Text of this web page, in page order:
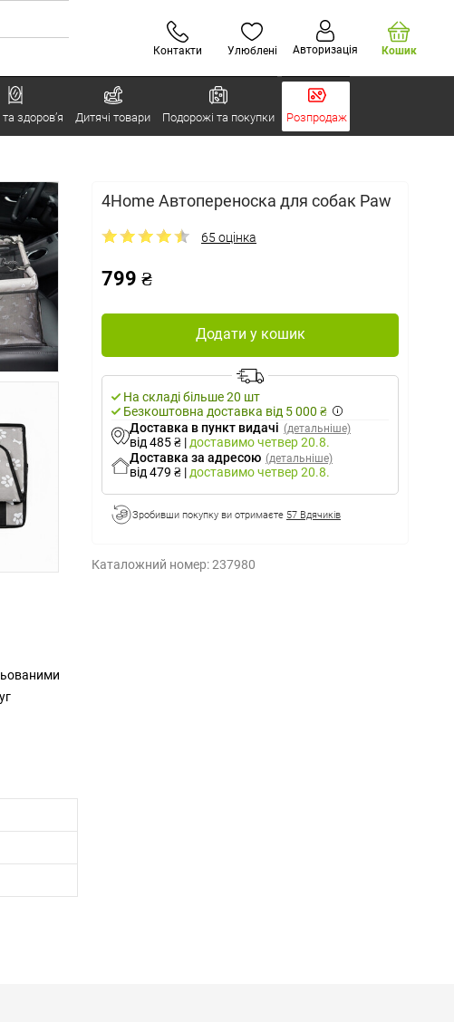
Контакти Улюблені Авторизація Кошик
здоров’я Дитячі товари Подорожі та покупки Розпродаж
4Home Автопереноска для собак Paw
65 оцінка
799 ₴
Додати у кошик
На складі більше 20 шт
Безкоштовна доставка від 5 000 ₴
Доставка в пункт видачі (детальніше)
від 485 ₴ | доставимочетвер 20.8.
Доставка за адресою (детальніше)
від 479 ₴ | доставимочетвер 20.8.
Зробивши покупку ви отримаєте 57 Вдячиків
Каталожний номер:237980